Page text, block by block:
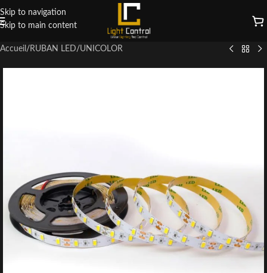
Skip to navigation
Skip to main content
Accueil / RUBAN LED/UNICOLOR